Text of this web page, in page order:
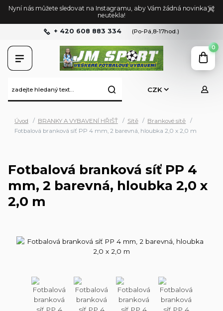
Nyní nás můžete sledovat na Instagramu, aby Vám žádná novinka již
neutekla!
CZK
+ 420 608 883 334 (Po-Pá,8-17hod.)
0
Úvod BRANKY A VYBAVENÍ HŘIŠŤ Sítě
Brankové sítě
Fotbalová branková síť PP 4 mm, 2 barevná, hloubka 2,0 x 2,0 m
Fotbalová branková síť PP 4
mm, 2 barevná, hloubka 2,0 x
2,0 m